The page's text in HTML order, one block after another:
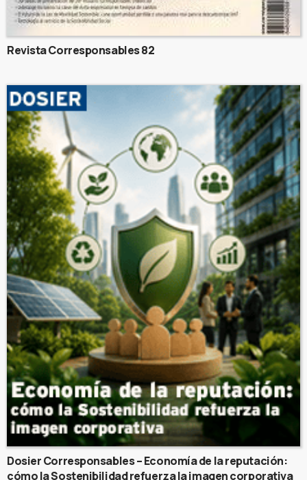
Revista Corresponsables 82
Dosier Corresponsables – Economía de la reputación:
cómo la Sostenibilidad refuerza la imagen corporativa